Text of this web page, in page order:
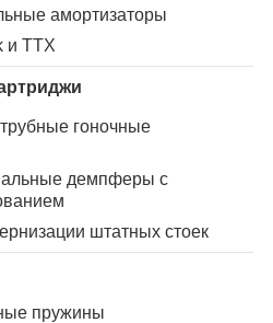
амортизаторы
и TTX
гоночные
демпферы с
штатных стоек
пружины